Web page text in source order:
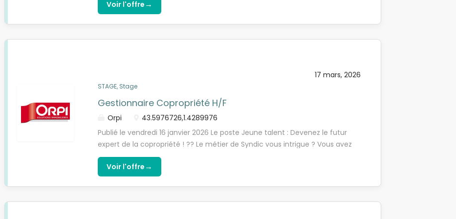
intégrerez un cabinet ouvert sur 4 métiers : syndic de copropriété, gestion
Voir l'offre →
17 mars, 2026
STAGE, Stage
Gestionnaire Copropriété H/F
Orpi
43.5976726,1.4289976
Publié le vendredi 16 janvier 2026 Le poste Jeune talent : Devenez le futur
expert de la copropriété ! ?? Le métier de Syndic vous intrigue ? Vous avez
envie d'apprendre un métier multitâche où l'on ne s'ennuie jamais ? Bonne
nouvelle : chez Orpi, on ne cherche pas forcément des années
d'expérience, on cherche un potentiel et une envie d'apprendre ! Si vous
allons vous former pour devenir un(e) Gestionnaire de choc. Votre parcours
Voir l'offre →